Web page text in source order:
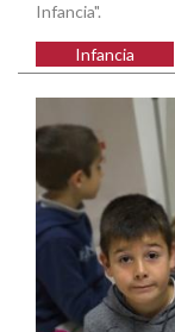
Infancia".
Infancia